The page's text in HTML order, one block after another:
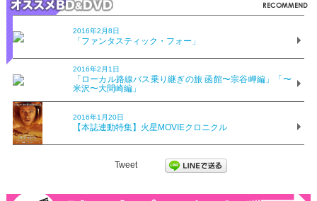
2016年2月8日
「ファンタスティック・フォー」
2016年2月1日
「ローカル路線バス乗り継ぎの旅 函館〜宗谷岬編」「〜
米沢〜大間崎編」
2016年1月20日
【本誌連動特集】火星MOVIEクロニクル
Tweet